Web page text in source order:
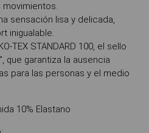
movimientos.
sensación lisa y delicada,
inigualable.
TEX STANDARD 100, el sello
que garantiza la ausencia
para las personas y el medio
10% Elastano